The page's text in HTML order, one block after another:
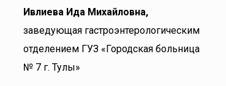
Ивлиева Ида Михайловна,
заведующая гастроэнтерологическим
отделением ГУЗ «Городская больница
№ 7 г. Тулы»